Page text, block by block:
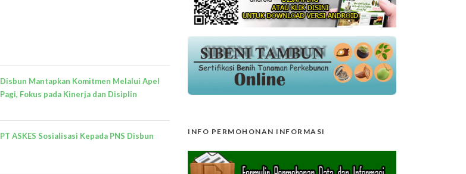
Disbun Mantapkan Komitmen Melalui Apel
Pagi, Fokus pada Kinerja dan Disiplin
PT ASKES Sosialisasi Kepada PNS Disbun INFO PERMOHONAN INFORMASI